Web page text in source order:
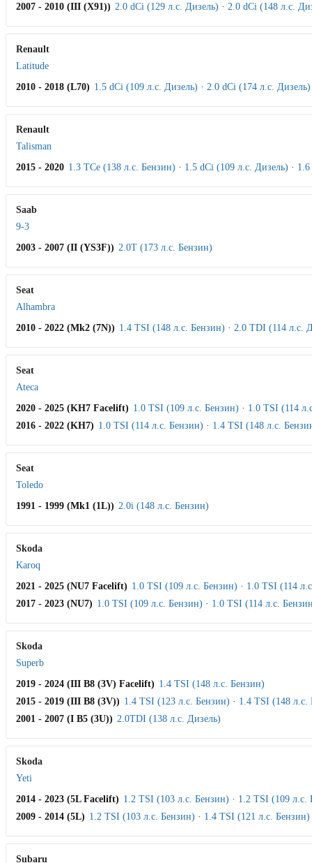
2007 - 2010 (III (X91)) 2.0 dCi (129 л.с. Дизель) · 2.0 dCi (148 л.с.
Renault
Latitude
2010 - 2018 (L70) 1.5 dCi (109 л.с. Дизель) · 2.0 dCi (174 л.с. Дизель)
Renault
Talisman
2015 - 2020 1.3 TCe (138 л.с. Бензин) · 1.5 dCi (109 л.с. Дизель) ·
Saab
9-3
2003 - 2007 (II (YS3F)) 2.0T (173 л.с. Бензин)
Seat
Alhambra
2010 - 2022 (Mk2 (7N)) 1.4 TSI (148 л.с. Бензин) · 2.0 TDI (114 л.с.
Seat
Ateca
2020 - 2025 (KH7 Facelift) 1.0 TSI (109 л.с. Бензин) · 1.0 TSI (114
2016 - 2022 (KH7) 1.0 TSI (114 л.с. Бензин) · 1.4 TSI (148 л.с.
Seat
Toledo
1991 - 1999 (Mk1 (1L)) 2.0i (148 л.с. Бензин)
Skoda
Karoq
2021 - 2025 (NU7 Facelift) 1.0 TSI (109 л.с. Бензин) · 1.0 TSI (114
2017 - 2023 (NU7) 1.0 TSI (109 л.с. Бензин) · 1.0 TSI (114 л.с.
Skoda
Superb
2019 - 2024 (III B8 (3V) Facelift) 1.4 TSI (148 л.с. Бензин)
2015 - 2019 (III B8 (3V)) 1.4 TSI (123 л.с. Бензин) · 1.4 TSI (148 л.с.
2001 - 2007 (I B5 (3U)) 2.0TDI (138 л.с. Дизель)
Skoda
Yeti
2014 - 2023 (5L Facelift) 1.2 TSI (103 л.с. Бензин) · 1.2 TSI (109 л.с.
2009 - 2014 (5L) 1.2 TSI (103 л.с. Бензин) · 1.4 TSI (121 л.с. Бензин)
Subaru